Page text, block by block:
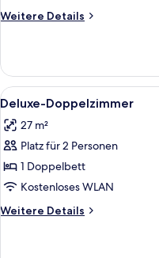
Weitere Details
Weitere
Doppelzimmer,
Stadtblick
Alle
Fotos
für
Deluxe-
Doppelzimmer
anzeigen
6
Deluxe-Doppelzimmer
27 m²
Platz für 2 Personen
1 Doppelbett
Kostenloses WLAN
Weitere Details
Weitere